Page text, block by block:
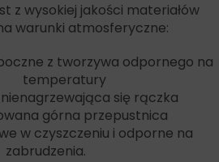
z wysokiej jakości materiałów
warunki atmosferyczne:
z tworzywa odpornego na
temperatury
się rączka
górna przepustnica
w czyszczeniu i odporne na
zabrudzenia.